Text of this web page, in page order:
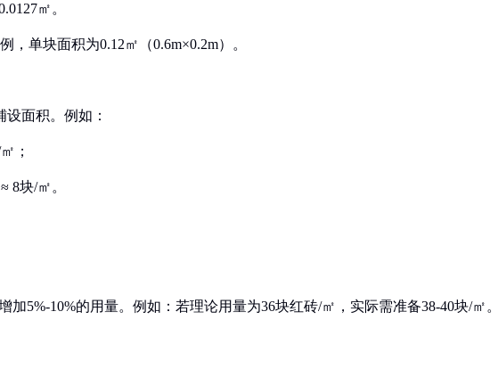
㎡。
，单块面积为0.12㎡（0.6m×0.2m）。
面积。例如：
；
8块/㎡。
加5%-10%的用量。例如：若理论用量为36块红砖/㎡，实际需准备38-40块/㎡。